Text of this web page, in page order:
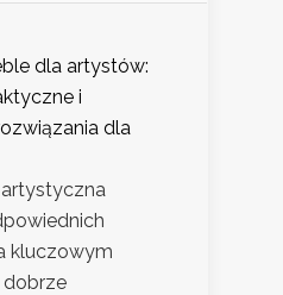
dla artystów:
i
dla
kluczowym